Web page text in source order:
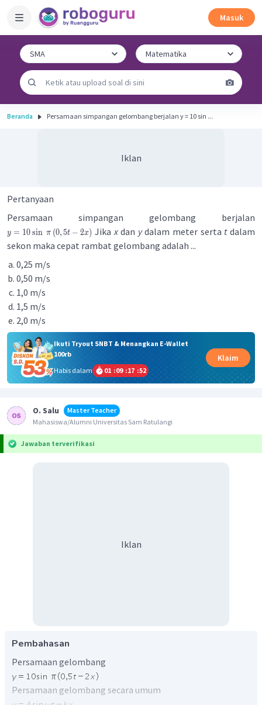
Masuk
Beranda Persamaan simpangan gelombang berjalan y = 10 sin ...
Iklan
Pertanyaan
Persamaan simpangan gelombang berjalan
y = 10sin π (0,5t − 2x) Jikaxdan ydalam meter serta tdalam
sekon maka cepat rambat gelombang adalah ...
0,25 m/s
0,50 m/s
1,0 m/s
1,5 m/s
2,0 m/s
Ikuti Tryout SNBT & Menangkan E-Wallet
100rb
Habis dalam
01 :09 :17 :52
Klaim
O. Salu
Master Teacher
Mahasiswa/Alumni Universitas Sam Ratulangi
Jawaban terverifikasi
Iklan
Pembahasan
Persamaan gelombang
Persamaan gelombang secara umum